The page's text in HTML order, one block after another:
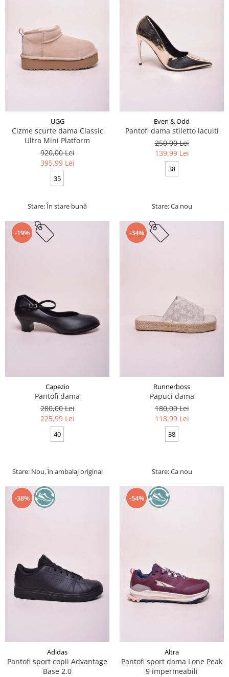
UGG
Cizme scurte dama Classic
Ultra Mini Platform
920,00 Lei
395,99 Lei
35
Stare: În stare bună
Even & Odd
Pantofi dama stiletto lacuiti
250,00 Lei
139,99 Lei
38
Stare: Ca nou
-19%
Capezio
Pantofi dama
280,00 Lei
225,99 Lei
40
Stare: Nou, în ambalaj original
-34%
Runnerboss
Papuci dama
180,00 Lei
118,99 Lei
38
Stare: Ca nou
-38%
Adidas
Pantofi sport copii Advantage
Base 2.0
-54%
Altra
Pantofi sport dama Lone Peak
9 impermeabili